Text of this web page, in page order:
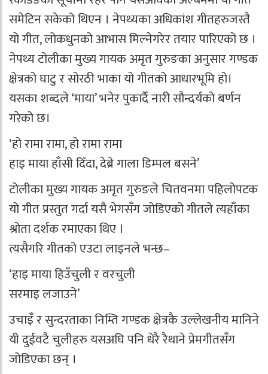
समेटिन सकेको थिएन । नेपथ्यका अधिकांश गीतहरुजस्तै
यो गीत, लोकधुनको आभास मिल्नेगरेर तयार पारिएको छ ।
नेपथ्य टोलीका मुख्य गायक अमृत गुरुङका अनुसार गण्डक
क्षेत्रको घाटु र सोरठी भाका यो गीतको आधारभूमि हो।
यसका शब्दले ‘माया’ भनेर पुकार्दै नारी सौन्दर्यको बर्णन
गरेको छ।
‘हो रामा रामा, हो रामा रामा
हाइ माया हाँसी दिँदा, देब्रे गाला डिम्पल बसने’
टोलीका मुख्य गायक अमृत गुरुङले चितवनमा पहिलोपटक
यो गीत प्रस्तुत गर्दा यसै भेगसँग जोडिएको गीतले त्यहाँका
श्रोता दर्शक रमाएका थिए ।
त्यसैगरि गीतको एउटा लाइनले भन्छ–
‘हाइ माया हिउँचुली र वरचुली
सरमाइ लजाउने’
उचाइँ र सुन्दरताका निम्ति गण्डक क्षेत्रकै उल्लेखनीय मानिने
यी दुईवटै चुलीहरु यसअघि पनि धेरै रैथाने प्रेमगीतसँग
जोडिएका छन् ।